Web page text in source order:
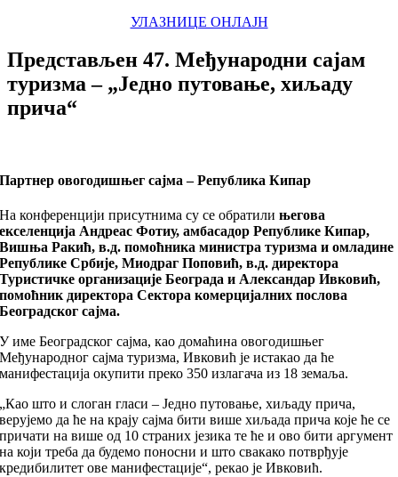
УЛАЗНИЦЕ ОНЛАЈН
Представљен 47. Међународни сајам
туризма – „Једно путовање, хиљаду
прича“
Партнер овогодишњег сајма – Република Кипар
На конференцији присутнима су се обратилињегова
екселенција Андреас Фотиу, амбасадор Републике Кипар,
Вишња Ракић, в.д. помоћника министра туризма и омладине
Републике Србије, Миодраг Поповић, в.д. директора
Туристичке организације Београда и Александар Ивковић,
помоћник директора Сектора комерцијалних послова
Београдског сајма.
У име Београдског сајма, као домаћина овогодишњег
Међународног сајма туризма, Ивковић је истакао да ће
манифестација окупити преко 350 излагача из 18 земаља.
„Кao што и слоган гласи – Једно путовање, хиљаду прича,
верујемо да ће на крају сајма бити више хиљада прича које ће се
причати на више од 10 страних језика те ће и ово бити аргумент
на који треба да будемо поносни и што свакако потврђује
кредибилитет ове манифестације“, рекао је Ивковић.